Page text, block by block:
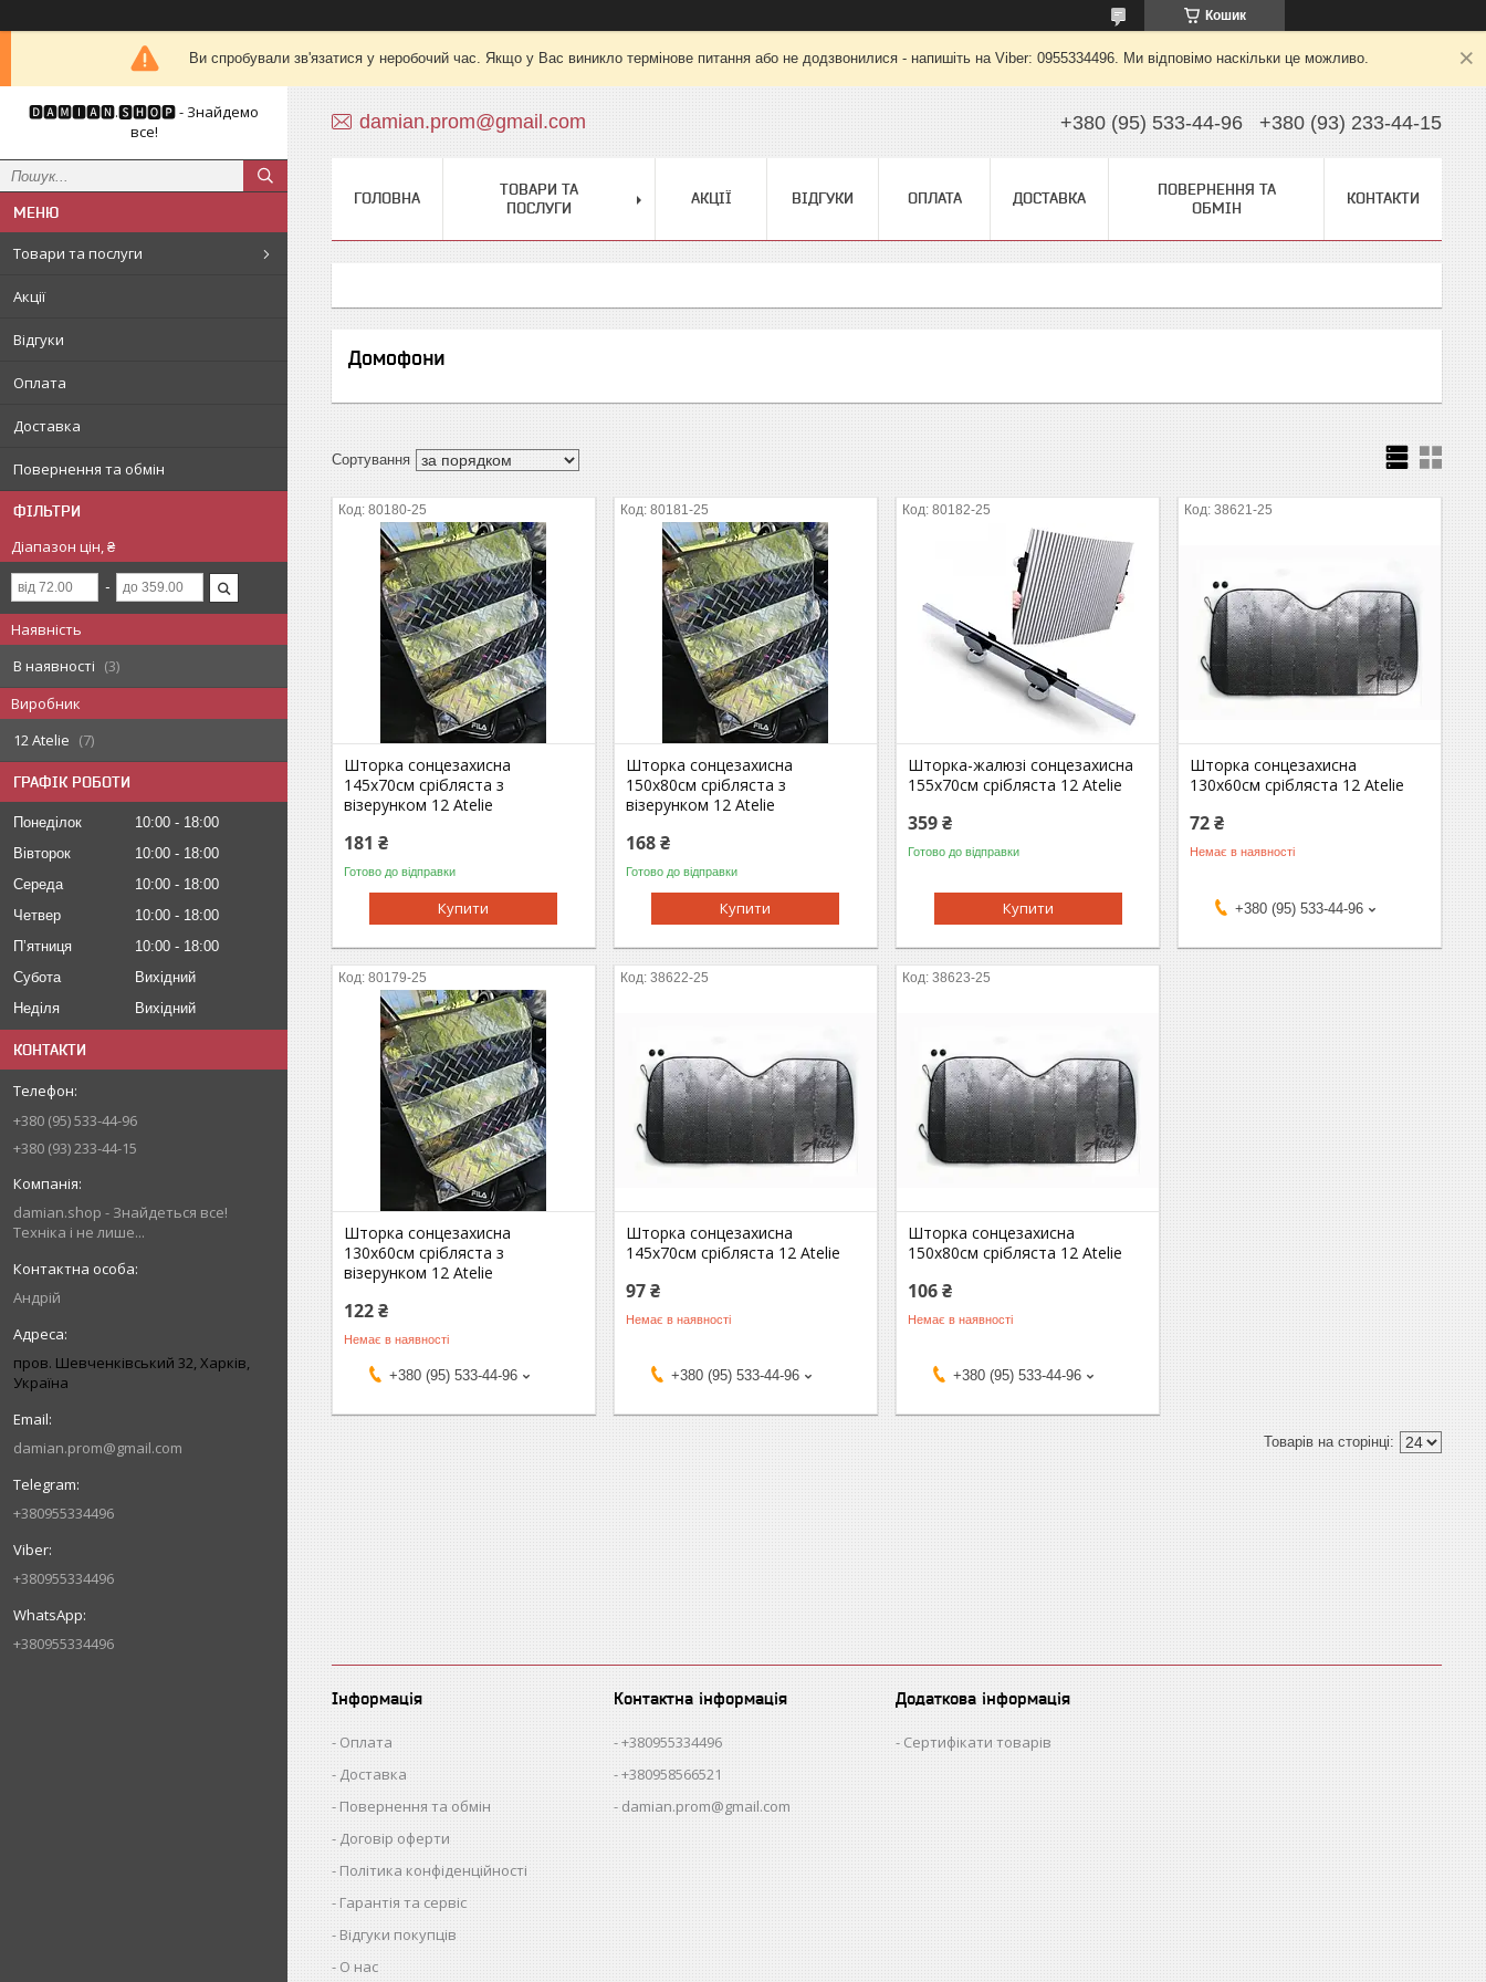
Кошик
Ви спробували зв'язатися у неробочий час. Якщо у Вас виникло термінове питання або не додзвонилися - напишіть на Viber: 0955334496. Ми відповімо наскільки це можливо.
🅳🅰🅼🅸🅰🅽.🆂🅷🅾🅿 - Знайдемо
все!
Товари та послуги
Акції
Відгуки
Оплата
Доставка
Повернення та обмін
ФІЛЬТРИ
Діапазон цін, ₴
Наявність
В наявності
3
Виробник
12 Atelie
7
ГРАФІК РОБОТИ
Понеділок 10:00
18:00
Вівторок
10:00
18:00
Середа
10:00
18:00
Четвер
10:00
18:00
Пʼятниця
10:00
18:00
Субота
Вихідний
Неділя
Вихідний
КОНТАКТИ
+380 (95) 533-44-96
+380 (93) 233-44-15
damian.shop - Знайдеться все!
Техніка і не лише...
Андрій
пров. Шевченківський 32, Харків,
Україна
damian.prom@gmail.com
+380955334496
+380955334496
+380955334496
damian.prom@gmail.com +380 (95) 533-44-96 +380 (93) 233-44-15
ГОЛОВНА
ТОВАРИ ТА
ПОСЛУГИ
АКЦІЇ ВІДГУКИ ОПЛАТА ДОСТАВКА
ПОВЕРНЕННЯ ТА
ОБМІН
КОНТАКТИ
Домофони
80180-25
Шторка сонцезахисна
145х70см срібляста з
візерунком 12 Atelie
181 ₴
Готово до відправки
Купити
80181-25
Шторка сонцезахисна
150х80см срібляста з
візерунком 12 Atelie
168 ₴
Готово до відправки
Купити
80182-25
Шторка-жалюзі сонцезахисна
155х70см срібляста 12 Atelie
359 ₴
Готово до відправки
Купити
38621-25
Шторка сонцезахисна
130х60см срібляста 12 Atelie
72 ₴
Немає в наявності
+380 (95) 533-44-96
80179-25
Шторка сонцезахисна
130х60см срібляста з
візерунком 12 Atelie
122 ₴
Немає в наявності
+380 (95) 533-44-96
38622-25
Шторка сонцезахисна
145х70см срібляста 12 Atelie
97 ₴
Немає в наявності
+380 (95) 533-44-96
38623-25
Шторка сонцезахисна
150х80см срібляста 12 Atelie
106 ₴
Немає в наявності
+380 (95) 533-44-96
Інформація
Оплата
Доставка
Повернення та обмін
Договір оферти
Політика конфіденційності
Гарантія та сервіс
Відгуки покупців
О нас
Контактна інформація
+380955334496
+380958566521
damian.prom@gmail.com
Додаткова інформація
Сертифікати товарів